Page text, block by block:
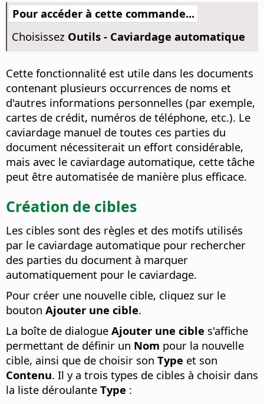
Pour accéder à cette commande...
Choisissez Outils - Caviardage automatique
Cette fonctionnalité est utile dans les documents
contenant plusieurs occurrences de noms et
d'autres informations personnelles (par exemple,
cartes de crédit, numéros de téléphone, etc.). Le
caviardage manuel de toutes ces parties du
document nécessiterait un effort considérable,
mais avec le caviardage automatique, cette tâche
peut être automatisée de manière plus efficace.
Création de cibles
Les cibles sont des règles et des motifs utilisés
par le caviardage automatique pour rechercher
des parties du document à marquer
automatiquement pour le caviardage.
Pour créer une nouvelle cible, cliquez sur le
bouton Ajouter une cible.
La boîte de dialogue Ajouter une cible s'affiche
permettant de définir un Nom pour la nouvelle
cible, ainsi que de choisir son Type et son
Contenu. Il y a trois types de cibles à choisir dans
la liste déroulante Type :